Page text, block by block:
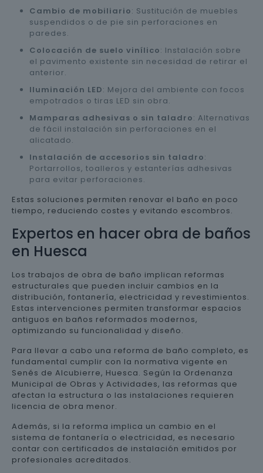
Cambio de mobiliario: Sustitución de muebles
suspendidos o de pie sin perforaciones en
paredes.
Colocación de suelo vinílico: Instalación sobre
el pavimento existente sin necesidad de retirar el
anterior.
Iluminación LED: Mejora del ambiente con focos
empotrados o tiras LED sin obra.
Mamparas adhesivas o sin taladro: Alternativas
de fácil instalación sin perforaciones en el
alicatado.
Instalación de accesorios sin taladro:
Portarrollos, toalleros y estanterías adhesivas
para evitar perforaciones.
Estas soluciones permiten renovar el baño en poco
tiempo, reduciendo costes y evitando escombros.
Expertos en hacer obra de baños
en Huesca
Los trabajos de obra de baño implican reformas
estructurales que pueden incluir cambios en la
distribución, fontanería, electricidad y revestimientos.
Estas intervenciones permiten transformar espacios
antiguos en baños reformados modernos,
optimizando su funcionalidad y diseño.
Para llevar a cabo una reforma de baño completo, es
fundamental cumplir con la normativa vigente en
Senés de Alcubierre, Huesca. Según la Ordenanza
Municipal de Obras y Actividades, las reformas que
afectan la estructura o las instalaciones requieren
licencia de obra menor.
Además, si la reforma implica un cambio en el
sistema de fontanería o electricidad, es necesario
contar con certificados de instalación emitidos por
profesionales acreditados.